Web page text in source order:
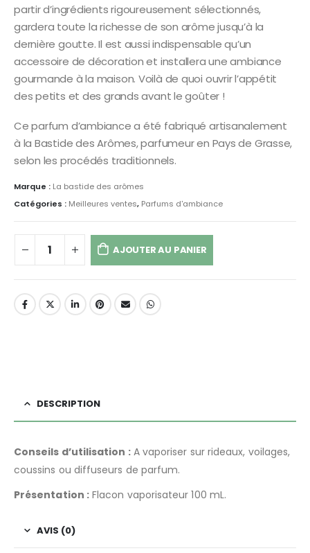
partir d’ingrédients rigoureusement sélectionnés,
gardera toute la richesse de son arôme jusqu’à la
dernière goutte. Il est aussi indispensable qu’un
accessoire de décoration et installera une ambiance
gourmande à la maison. Voilà de quoi ouvrir l’appétit
des petits et des grands avant le goûter !
Ce parfum d’ambiance a été fabriqué artisanalement
à la Bastide des Arômes, parfumeur en Pays de Grasse,
selon les procédés traditionnels.
Marque : La bastide des arômes
Catégories : Meilleures ventes, Parfums d'ambiance
AJOUTER AU PANIER
DESCRIPTION
Conseils d’utilisation :A vaporiser sur rideaux, voilages,
coussins ou diffuseurs de parfum.
Présentation :Flacon vaporisateur 100 mL.
AVIS (0)